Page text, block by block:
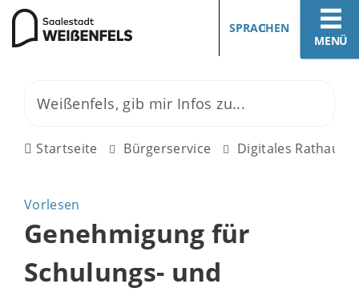
MENÜ
SPRACHEN
Startseite Bürgerservice Digitales Rathaus
Vorlesen
Genehmigung für
Schulungs- und